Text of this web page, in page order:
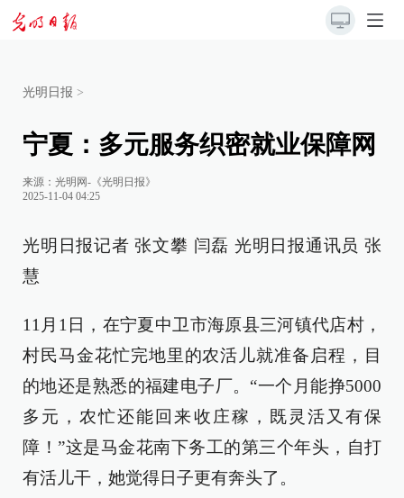
光明日报 >
宁夏：多元服务织密就业保障网
来源： 光明网-《光明日报》
2025-11-04 04:25
光明日报记者 张文攀 闫磊 光明日报通讯员 张
慧
11月1日，在宁夏中卫市海原县三河镇代店村，
村民马金花忙完地里的农活儿就准备启程，目
的地还是熟悉的福建电子厂。“一个月能挣5000
多元，农忙还能回来收庄稼，既灵活又有保
障！”这是马金花南下务工的第三个年头，自打
有活儿干，她觉得日子更有奔头了。